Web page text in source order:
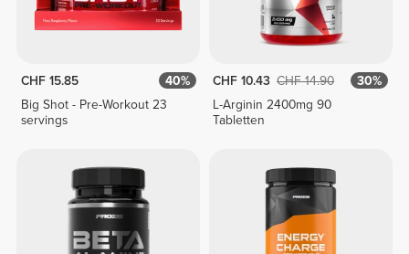
CHF 15.85
40%
Big Shot - Pre-Workout 23
servings
CHF 10.43 CHF 14.90
30%
L-Arginin 2400mg 90
Tabletten